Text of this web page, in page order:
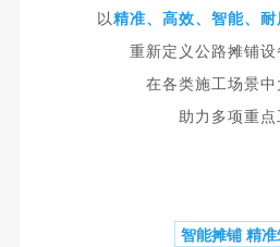
以精准、高效、智能、
重新定义公路摊铺
在各类施工场景中
助力多项重点
智能摊铺 精